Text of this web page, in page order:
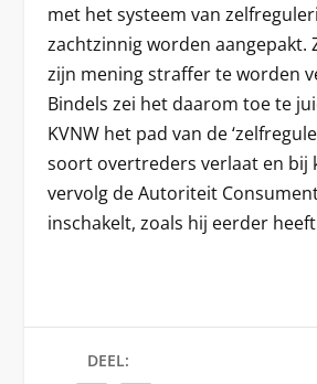
met het systeem van
zachtzinnig worden aangepakt.
zijn mening straffer te worden
Bindels zei het daarom toe te
KVNW het pad van de
soort overtreders verlaat en bij
vervolg de Autoriteit
inschakelt, zoals hij eerder
DEEL: